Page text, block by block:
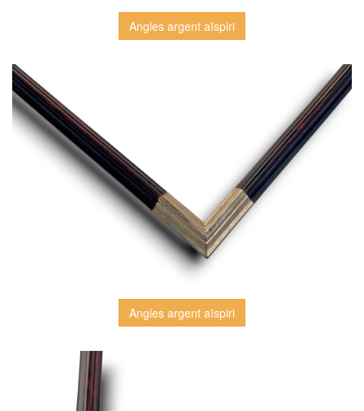
Angles argent aïspiri
Angles argent aïspiri